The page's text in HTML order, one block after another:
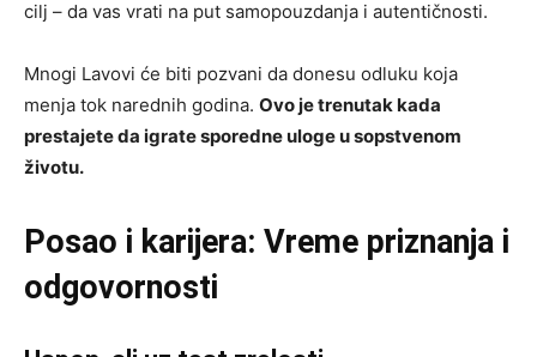
cilj – da vas vrati na put samopouzdanja i autentičnosti.
Mnogi Lavovi će biti pozvani da donesu odluku koja
menja tok narednih godina. Ovo je trenutak kada
prestajete da igrate sporedne uloge u sopstvenom
životu.
Posao i karijera: Vreme priznanja i
odgovornosti